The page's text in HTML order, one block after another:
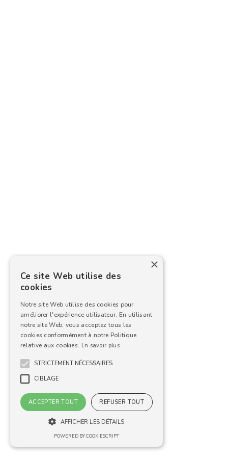
×
Ce site Web utilise des
cookies
Notre site Web utilise des cookies pour
améliorer l'expérience utilisateur. En utilisant
notre site Web, vous acceptez tous les
cookies conformément à notre Politique
relative aux cookies. En savoir plus
STRICTEMENT NÉCESSAIRES
CIBLAGE
ACCEPTER TOUT REFUSER TOUT
AFFICHER LES DÉTAILS
POWERED BY COOKIESCRIPT